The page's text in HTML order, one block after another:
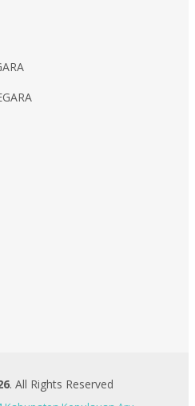
. All Rights Reserved